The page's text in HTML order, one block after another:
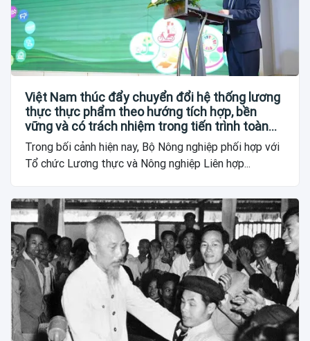
Việt Nam thúc đẩy chuyển đổi hệ thống lương
thực thực phẩm theo hướng tích hợp, bền
vững và có trách nhiệm trong tiến trình toàn
cầu
Trong bối cảnh hiện nay, Bộ Nông nghiệp phối hợp với
Tổ chức Lương thực và Nông nghiệp Liên hợp...